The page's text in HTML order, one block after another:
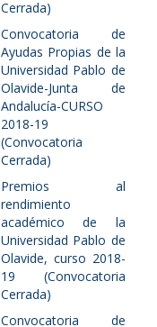
Cerrada)
Convocatoria de
Ayudas Propias de la
Universidad Pablo de
Olavide-Junta de
Andalucía-CURSO
2018-19
(Convocatoria
Cerrada)
Premios al
rendimiento
académico de la
Universidad Pablo de
Olavide, curso 2018-
19 (Convocatoria
Cerrada)
Convocatoria de